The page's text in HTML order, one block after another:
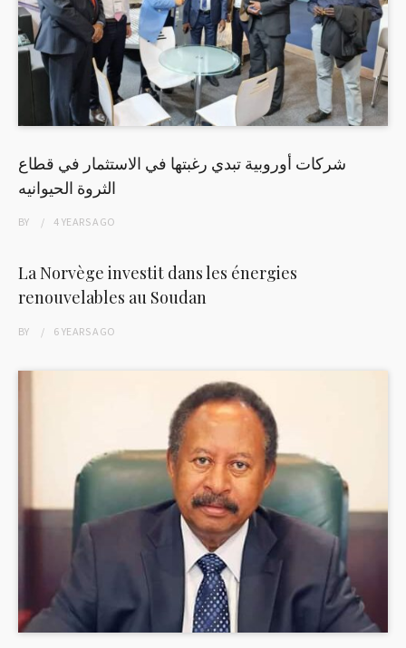
شركات أوروبية تبدي رغبتها في الاستثمار في قطاع
الثروة الحيوانيه
BY 4 YEARSAGO
La Norvège investit dans les énergies
renouvelables au Soudan
BY 6 YEARSAGO